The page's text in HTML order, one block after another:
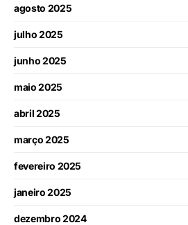
agosto 2025
julho 2025
junho 2025
maio 2025
abril 2025
março 2025
fevereiro 2025
janeiro 2025
dezembro 2024